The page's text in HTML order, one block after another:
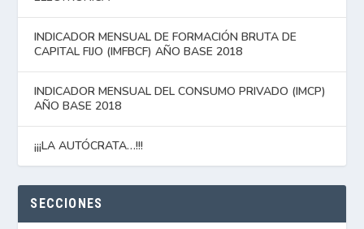
INDICADOR MENSUAL DE FORMACIÓN BRUTA DE
CAPITAL FIJO (IMFBCF) AÑO BASE 2018
INDICADOR MENSUAL DEL CONSUMO PRIVADO (IMCP)
AÑO BASE 2018
¡¡¡LA AUTÓCRATA…!!!
SECCIONES